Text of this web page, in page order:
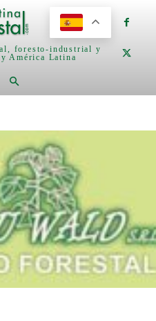
foresto-industrial y
América Latina